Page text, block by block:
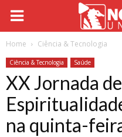
Home Ciência & Tecnologia
Ciência & Tecnologia Saúde
XX Jornada
na quinta-